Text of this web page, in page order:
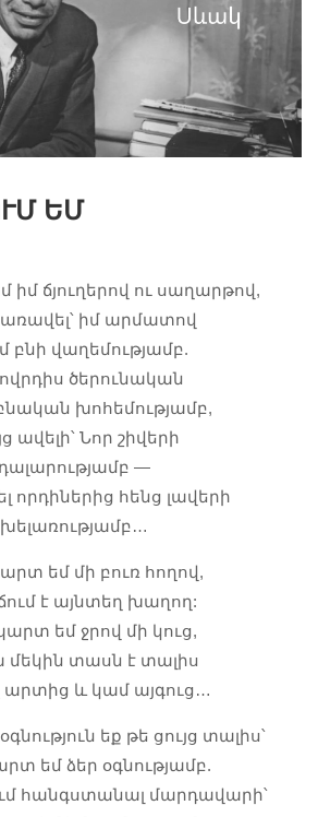
ԵՄ
ճյուղերով ու սաղարթով,
իմ արմատով
բնի վաղեմությամբ.
ծերունական
խոհեմությամբ,
ավելի՝ Նոր շիվերի
դալարությամբ —
որդիներից հենց լավերի
խելառությամբ…
եմ մի բուռ հողով,
է այնտեղ խաղող:
եմ ջրով մի կուց,
մեկին տասն է տալիս
արտից և կամ այգուց…
եք թե ցույց տալիս՝
եմ ձեր օգնությամբ.
հանգստանալ մարդավարի՝